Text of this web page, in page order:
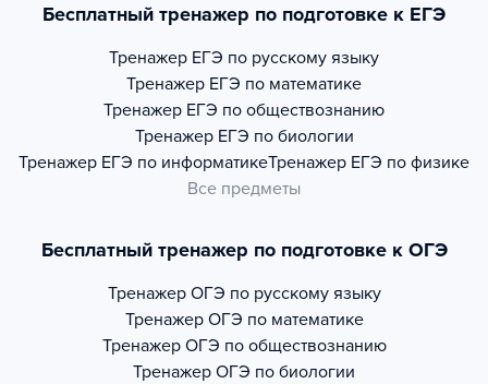
Бесплатный тренажер по подготовке к ЕГЭ
Тренажер ЕГЭ по русскому языку
Тренажер ЕГЭ по математике
Тренажер ЕГЭ по обществознанию
Тренажер ЕГЭ по биологии
Тренажер ЕГЭ по информатикеТренажер ЕГЭ по физике
Все предметы
Бесплатный тренажер по подготовке к ОГЭ
Тренажер ОГЭ по русскому языку
Тренажер ОГЭ по математике
Тренажер ОГЭ по обществознанию
Тренажер ОГЭ по биологии